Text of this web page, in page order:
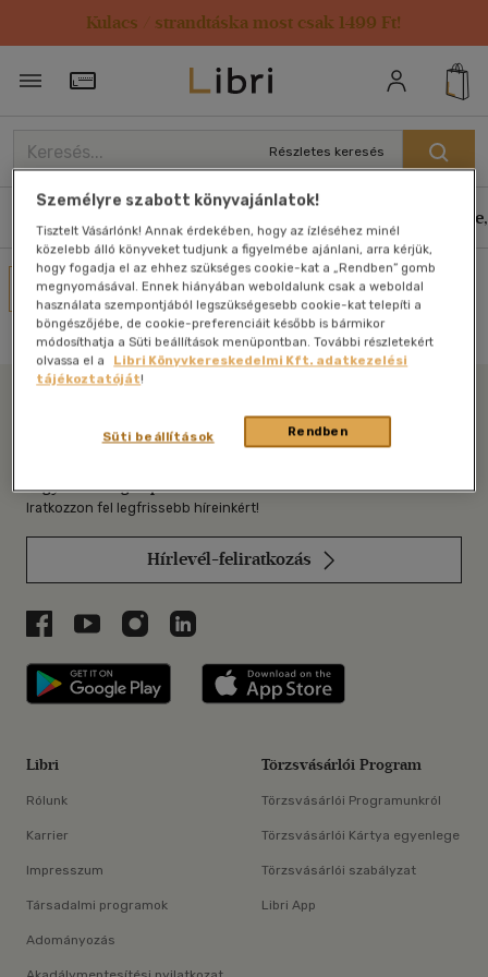
Kulacs / strandtáska most csak 1499 Ft!
Törzsvásárlói Kártya adatai
Részletes keresés
Művei
Nincs találat
Libri
Legyen mindig képben az irodalommal!
Iratkozzon fel legfrissebb híreinkért!
Hírlevél-feliratkozás
Libri a Facebookon
Libri a Youtube-on
Libri az Instagramon
Libri a LinkedInen
Libri applikáció Szerezd meg: Google
Libri
Rólunk
Karrier
Impresszum
Társadalmi programok
Adományozás
Törzsvásárlói Program
Törzsvásárlói Programunkról
Törzsvásárlói Kártya egyenlege
Törzsvásárlói szabályzat
Libri App
Személyre szabott könyvajánlatok!
Tisztelt Vásárlónk! Annak érdekében, hogy az ízléséhez minél
közelebb álló könyveket tudjunk a figyelmébe ajánlani, arra kérjük,
hogy fogadja el az ehhez szükséges cookie-kat a „Rendben” gomb
megnyomásával. Ennek hiányában weboldalunk csak a weboldal
használata szempontjából legszükségesebb cookie-kat telepíti a
böngészőjébe, de cookie-preferenciáit később is bármikor
módosíthatja a Süti beállítások menüpontban. További részletekért
olvassa el a
Libri Könyvkereskedelmi Kft. adatkezelési
tájékoztatóját!
Rendben
Süti beállítások